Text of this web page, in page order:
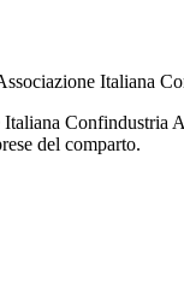
Italiana
Confindustria
del comparto.